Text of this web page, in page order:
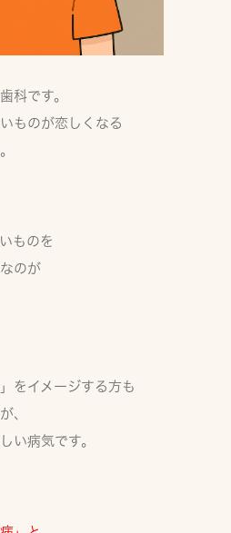
科です。
ものが恋しくなる
ものを
のが
をイメージする方も
、
い病気です。